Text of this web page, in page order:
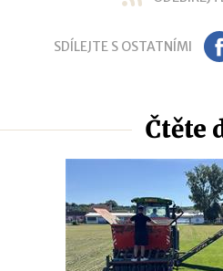
SDÍLEJTE S OSTATNÍMI FB
Čtěte